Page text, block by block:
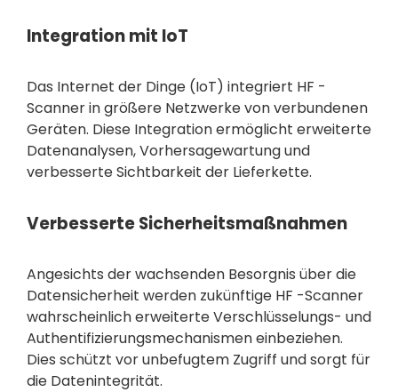
Integration mit IoT
Das Internet der Dinge (IoT) integriert HF -
Scanner in größere Netzwerke von verbundenen
Geräten. Diese Integration ermöglicht erweiterte
Datenanalysen, Vorhersagewartung und
verbesserte Sichtbarkeit der Lieferkette.
Verbesserte Sicherheitsmaßnahmen
Angesichts der wachsenden Besorgnis über die
Datensicherheit werden zukünftige HF -Scanner
wahrscheinlich erweiterte Verschlüsselungs- und
Authentifizierungsmechanismen einbeziehen.
Dies schützt vor unbefugtem Zugriff und sorgt für
die Datenintegrität.